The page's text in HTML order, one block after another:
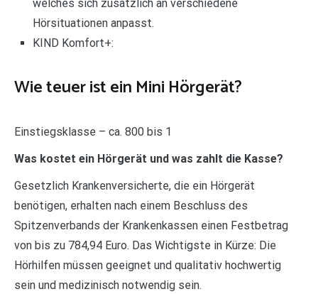
welches sich zusätzlich an verschiedene
Hörsituationen anpasst.
KIND Komfort+:
Wie teuer ist ein Mini Hörgerät?
Einstiegsklasse – ca. 800 bis 1
Was kostet ein Hörgerät und was zahlt die Kasse?
Gesetzlich Krankenversicherte, die ein Hörgerät
benötigen, erhalten nach einem Beschluss des
Spitzenverbands der Krankenkassen einen Festbetrag
von bis zu 784,94 Euro. Das Wichtigste in Kürze: Die
Hörhilfen müssen geeignet und qualitativ hochwertig
sein und medizinisch notwendig sein.